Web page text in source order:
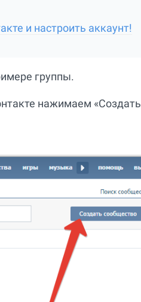
и настроить аккаунт!
группы.
нажимаем «Создать